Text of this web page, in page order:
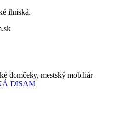
ihriská.
domčeky, mestský mobiliár